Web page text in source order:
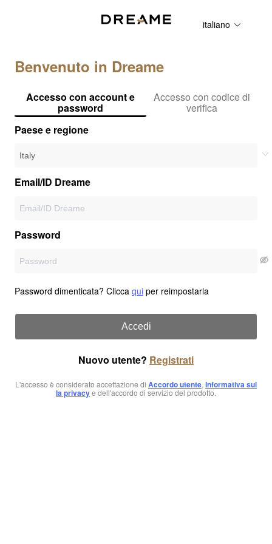
italiano
Benvenuto in Dreame
Accesso con account e
password
Accesso con codice di
verifica
Paese e regione
Email/ID Dreame
Password
Password dimenticata? Clicca qui per reimpostarla
Accedi
Nuovo utente? Registrati
L'accesso è considerato accettazione di Accordo utente, Informativa sul
la privacye dell'accordo di servizio del prodotto.